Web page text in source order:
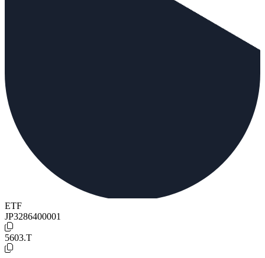
ETF
JP3286400001
5603.T